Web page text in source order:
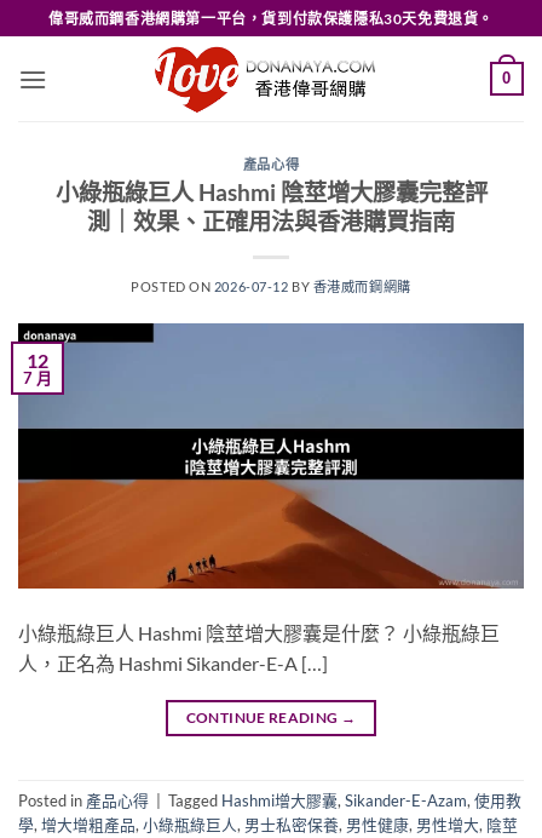
to
content
偉哥威而鋼香港網購第一平台，貨到付款保護隱私30天免費退貨。
0
產品心得
小綠瓶綠巨人 Hashmi 陰莖增大膠囊完整評
測｜效果、正確用法與香港購買指南
POSTED ON 2026-07-12 BY 香港威而鋼網購
12
7 月
小綠瓶綠巨人 Hashmi 陰莖增大膠囊是什麼？ 小綠瓶綠巨
人，正名為 Hashmi Sikander-E-A […]
CONTINUE READING →
Posted in 產品心得 Tagged Hashmi增大膠囊,Sikander-E-Azam,使用教
學,增大增粗產品,小綠瓶綠巨人, 男士私密保養, 男性健康, 男性增大, 陰莖